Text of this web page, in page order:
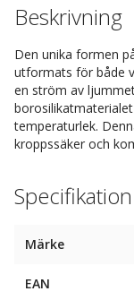
Beskrivning
Den unika formen
utformats för både
en ström av
temperaturlek.
kroppssäker och
Specifikation
Märke
EAN